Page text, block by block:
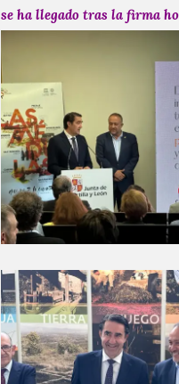
se ha llegado tras la firma